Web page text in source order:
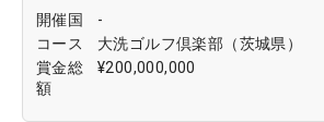
開催国
-
コース
大洗ゴルフ倶楽部（茨城県）
賞金総
額
¥200,000,000